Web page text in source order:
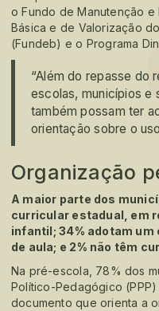
o Fundo de Manutenção
Básica e de Valorização
(Fundeb) e o Programa
“Além do repasse do
escolas, municípios e
também possam ter
orientação sobre o
Organização
A maior parte dos
curricular estadual, em
infantil; 34% adotam
de aula; e 2% não têm
Na pré-escola, 78% dos
Político-Pedagógico
documento que orienta a